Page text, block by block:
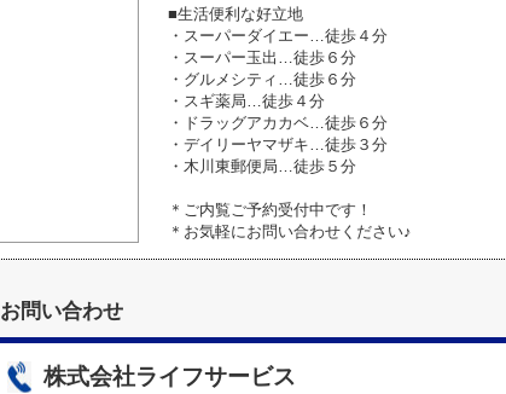
■生活便利な好立地
・スーパーダイエー…徒歩４分
・スーパー玉出…徒歩６分
・グルメシティ…徒歩６分
・スギ薬局…徒歩４分
・ドラッグアカカベ…徒歩６分
・デイリーヤマザキ…徒歩３分
・木川東郵便局…徒歩５分
＊ご内覧ご予約受付中です！
＊お気軽にお問い合わせください♪
お問い合わせ
株式会社ライフサービス